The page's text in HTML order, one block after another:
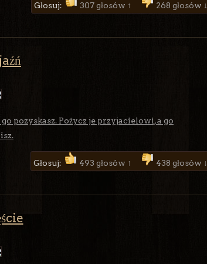
Głosuj: 307 głosów ↑ 268 głosów ↓
pozyskasz. Pożycz je przyjacielowi, a go
Głosuj: 493 głosów ↑ 438 głosów ↓